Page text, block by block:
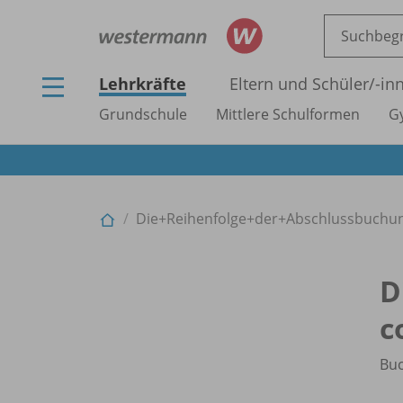
Lehrkräfte Eltern und Schüler/-
Grundschule Mittlere Schulformen